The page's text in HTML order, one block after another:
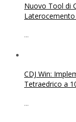
Nuovo Tool di
...
CDJ Win:
Tetraedrico a
...